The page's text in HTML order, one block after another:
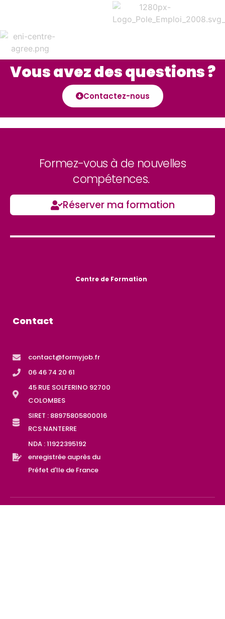
Vous avez des questions ?
Contactez-nous
Formez-vous à de nouvelles
compétences.
Réserver ma formation
Centre de Formation
Contact
contact@formyjob.fr
06 46 74 20 61
45 RUE SOLFERINO 92700
COLOMBES
SIRET : 88975805800016
RCS NANTERRE
NDA : 11922395192
enregistrée auprès du
Préfet d'Ile de France